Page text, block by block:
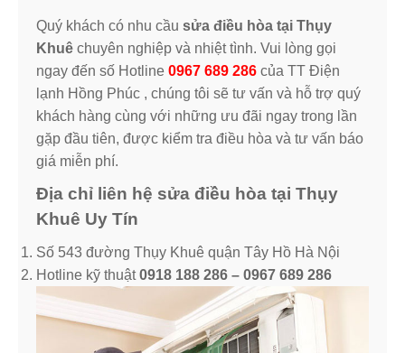
Quý khách có nhu cầu sửa điều hòa tại Thụy
Khuê chuyên nghiệp và nhiệt tình. Vui lòng gọi
ngay đến số Hotline 0967 689 286 của TT Điện
lạnh Hồng Phúc , chúng tôi sẽ tư vấn và hỗ trợ quý
khách hàng cùng với những ưu đãi ngay trong lần
gặp đầu tiên, được kiểm tra điều hòa và tư vấn báo
giá miễn phí.
Địa chỉ liên hệ sửa điều hòa tại Thụy
Khuê Uy Tín
Số 543 đường Thụy Khuê quận Tây Hồ Hà Nội
Hotline kỹ thuật0918 188 286 – 0967 689 286